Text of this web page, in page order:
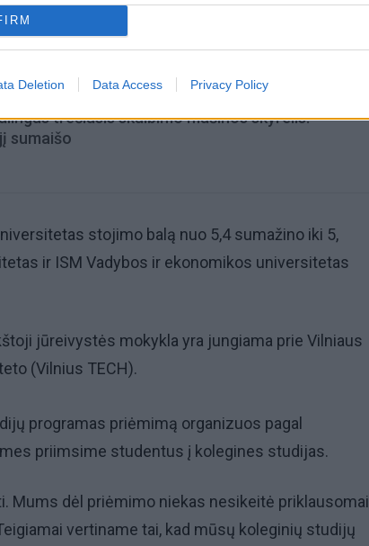
Deletion Data Access Privacy Policy
popierius traukiasi į praeitį: kuo jį pakeis
trečiasis skalbimo mašinos skyrelis:
sumaišo
stojimo balą nuo 5,4 sumažino iki 5,
ir ISM Vadybos ir ekonomikos universitetas
jūreivystės mokykla yra jungiama prie Vilniaus
(Vilnius TECH).
programas priėmimą organizuos pagal
priimsime studentus į kolegines studijas.
Mums dėl priėmimo niekas nesikeitė priklausomai
vertiname tai, kad mūsų koleginių studijų